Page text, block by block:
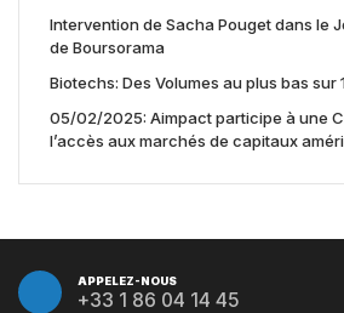
Intervention de Sacha Pouget dans le
de Boursorama
Biotechs: Des Volumes au plus bas sur
05/02/2025: Aimpact participe à une
l’accès aux marchés de capitaux
APPELEZ-NOUS
+33 1 86 04 14 45